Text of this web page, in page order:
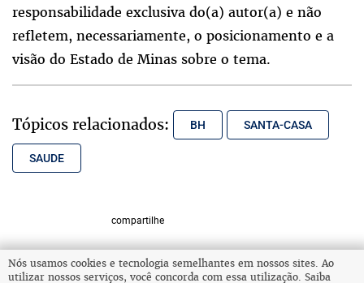
responsabilidade exclusiva do(a) autor(a) e não
refletem, necessariamente, o posicionamento e a
visão do Estado de Minas sobre o tema.
Tópicos relacionados: BH SANTA-CASA
SAUDE
compartilhe
Nós usamos cookies e tecnologia semelhantes em nossos sites. Ao
utilizar nossos serviços, você concorda com essa utilização. Saiba